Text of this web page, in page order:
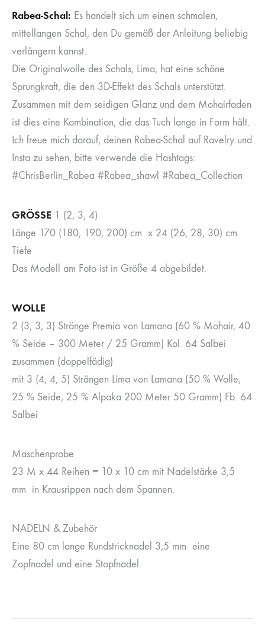
Rabea-Schal: Es handelt sich um einen schmalen,
mittellangen Schal, den Du gemäß der Anleitung beliebig
verlängern kannst.
Die Originalwolle des Schals, Lima, hat eine schöne
Sprungkraft, die den 3D-Effekt des Schals unterstützt.
Zusammen mit dem seidigen Glanz und dem Mohairfaden
ist dies eine Kombination, die das Tuch lange in Form hält.
Ich freue mich darauf, deinen Rabea-Schal auf Ravelry und
Insta zu sehen, bitte verwende die Hashtags:
#ChrisBerlin_Rabea #Rabea_shawl #Rabea_Collection
GRÖSSE 1 (2, 3, 4)
Länge 170 (180, 190, 200) cm x 24 (26, 28, 30) cm
Tiefe
Das Modell am Foto ist in Größe 4 abgebildet.
WOLLE
2 (3, 3, 3) Stränge Premia von Lamana (60 % Mohair, 40
% Seide – 300 Meter / 25 Gramm) Kol. 64 Salbei
zusammen (doppelfädig)
mit 3 (4, 4, 5) Strängen Lima von Lamana (50 % Wolle,
25 % Seide, 25 % Alpaka 200 Meter 50 Gramm) Fb. 64
Salbei
Maschenprobe
23 M x 44 Reihen = 10 x 10 cm mit Nadelstärke 3,5
mm in Krausrippen nach dem Spannen.
NADELN & Zubehör
Eine 80 cm lange Rundstricknadel 3,5 mm eine
Zopfnadel und eine Stopfnadel.